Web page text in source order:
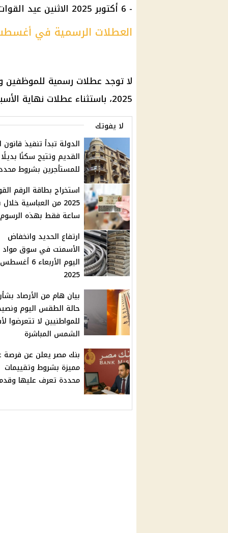
- 6 أكتوبر 2025 الاثنين عيد القوات المسلحة.
العطلات الرسمية في أغسطس
لا توجد عطلات رسمية
2025، باستثناء عطلات نهاية الأسبوع (الجمعة والسبت).
لا يفوتك
الدولة تبدأ تنفيذ قانون
القديم وتتيح سكنًا بديلًا
للمستأجرين بشروط
استخراج بطاقة الرقم
2025 من العباسية
ساعة فقط بهذه الرسوم
ارتفاع الحديد وانخفاض
الأسمنت في سوق مواد
اليوم الأربعاء 6 أغسطس
2025
بيان هام من الأرصاد
حالة الطقس اليوم
للمواطنيين لا تتعرضوا
الشمس المباشرة
بنك مصر يعلن عن فرصة
مميزة بشروط وتقييمات
محددة تعرف عليها